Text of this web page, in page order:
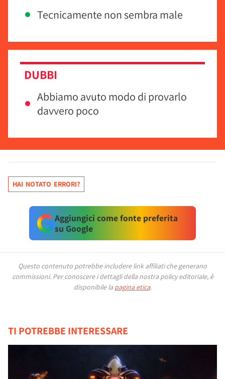
Tecnicamente non sembra male
DUBBI
Abbiamo avuto modo di provarlo
davvero poco
HAI NOTATO ERRORI?
Aggiungici come fonte preferita
su Google
Questo contenuto potrebbe includere link affiliati che generano
commissioni. Per conoscere i dettagli della nostra policy editoriale, è
disponibile la pagina etica.
TI POTREBBE INTERESSARE